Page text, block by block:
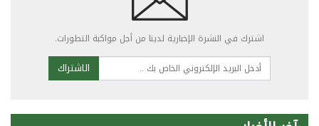
اشترك في النشرة الإخبارية لدينا من أجل مواكبة التطورات.
الاشتراك